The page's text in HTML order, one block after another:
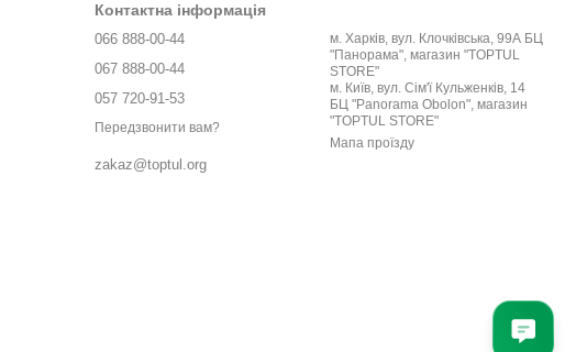
Контактна інформація
066 888-00-44
067 888-00-44
057 720-91-53
Передзвонити вам?
zakaz@toptul.org
м. Харків, вул. Клочківська, 99А БЦ
"Панорама", магазин "TOPTUL
STORE"
м. Київ, вул. Сім'ї Кульженків, 14
БЦ "Panorama Obolon", магазин
"TOPTUL STORE"
Мапа проїзду